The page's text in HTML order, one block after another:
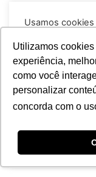
Utilizamos
experiência,
como você
personalizar
concorda com o
HS5502
Usamos
relevante,
preferências e
clicar em
concorda com o
cookies.Leia